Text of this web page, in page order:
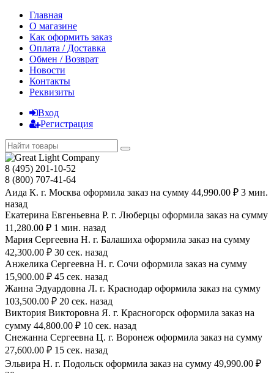
Главная
О магазине
Как оформить заказ
Оплата / Доставка
Обмен / Возврат
Новости
Контакты
Реквизиты
Вход
Регистрация
8 (495) 201-10-52
8 (800) 707-41-64
Аида К. г. Москва оформила заказ на сумму 44,990.00 ₽ 3 мин.
назад
Екатерина Евгеньевна Р. г. Люберцы оформила заказ на сумму
11,280.00 ₽ 1 мин. назад
Мария Сергеевна H. г. Балашиха оформила заказ на сумму
42,300.00 ₽ 30 сек. назад
Анжелика Сергеевна Н. г. Сочи оформила заказ на сумму
15,900.00 ₽ 45 сек. назад
Жанна Эдуардовна Л. г. Краснодар оформила заказ на сумму
103,500.00 ₽ 20 сек. назад
Виктория Викторовна Я. г. Красногорск оформила заказ на
сумму 44,800.00 ₽ 10 сек. назад
Снежанна Сергеевна Ц. г. Воронеж оформила заказ на сумму
27,600.00 ₽ 15 сек. назад
Эльвира Н. г. Подольск оформила заказ на сумму 49,990.00 ₽